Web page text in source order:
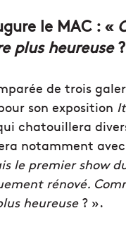
le MAC : «
plus heureuse
de trois
son exposition
chatouillera
notamment
le premier show
rénové.
heureuse? ».